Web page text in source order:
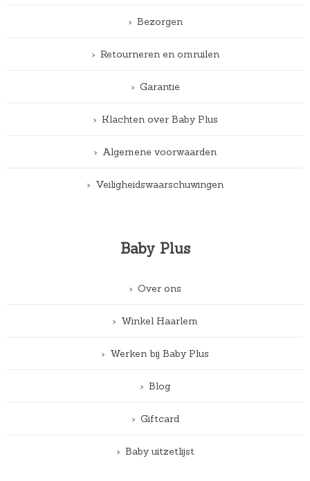
Bezorgen
Retourneren en omruilen
Garantie
Klachten over Baby Plus
Algemene voorwaarden
Veiligheidswaarschuwingen
Baby Plus
Over ons
Winkel Haarlem
Werken bij Baby Plus
Blog
Giftcard
Baby uitzetlijst